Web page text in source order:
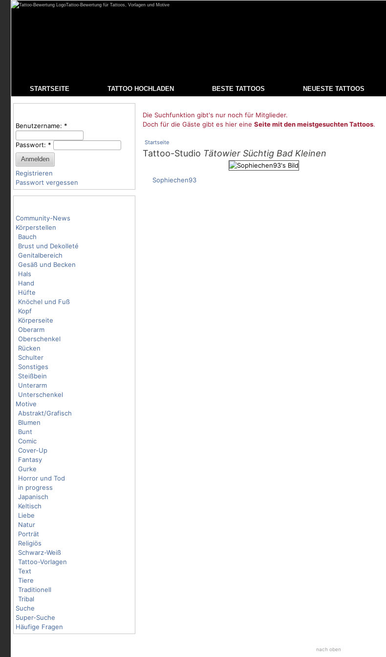
Tattoo-Bewertung für Tattoos, Vorlagen und Motive
STARTSEITE TATTOO HOCHLADEN BESTE TATTOOS NEUESTE TATTOOS
Benutzername: *
Passwort: *
Registrieren
Passwort vergessen
Community-News
Körperstellen
Bauch
Brust und Dekolleté
Genitalbereich
Gesäß und Becken
Hals
Hand
Hüfte
Knöchel und Fuß
Kopf
Körperseite
Oberarm
Oberschenkel
Rücken
Schulter
Sonstiges
Steißbein
Unterarm
Unterschenkel
Motive
Abstrakt/Grafisch
Blumen
Bunt
Comic
Cover-Up
Fantasy
Gurke
Horror und Tod
in progress
Japanisch
Keltisch
Liebe
Natur
Porträt
Religiös
Schwarz-Weiß
Tattoo-Vorlagen
Text
Tiere
Traditionell
Tribal
Suche
Super-Suche
Häufige Fragen
Die Suchfunktion gibt's nur noch für Mitglieder.
Doch für die Gäste gibt es hier eine Seite mit den meistgesuchten Tattoos.
Startseite
Tattoo-Studio Tätowier Süchtig Bad Kleinen
Sophiechen93
nach oben